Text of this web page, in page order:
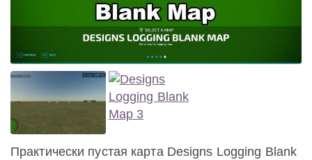
Практически пустая карта Designs Logging Blank